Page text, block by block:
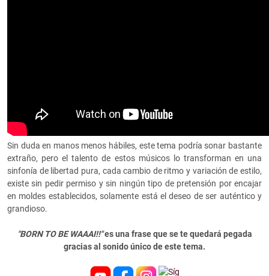
Sin duda en manos menos hábiles, este tema podría sonar bastante
extraño, pero el talento de estos músicos lo transforman en una
sinfonía de libertad pura, cada cambio de ritmo y variación de estilo,
existe sin pedir permiso y sin ningún tipo de pretensión por encajar
en moldes establecidos, solamente está el deseo de ser auténtico y
grandioso.
"BORN TO BE WAAAI!!"es una frase que se te quedará pegada
gracias al sonido único de este tema.